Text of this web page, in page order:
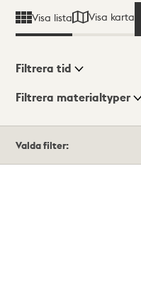
Visa lista Visa karta
Visningsläge
Filtrera tid
Filtrera materialtyper
träffar
Valda filter: